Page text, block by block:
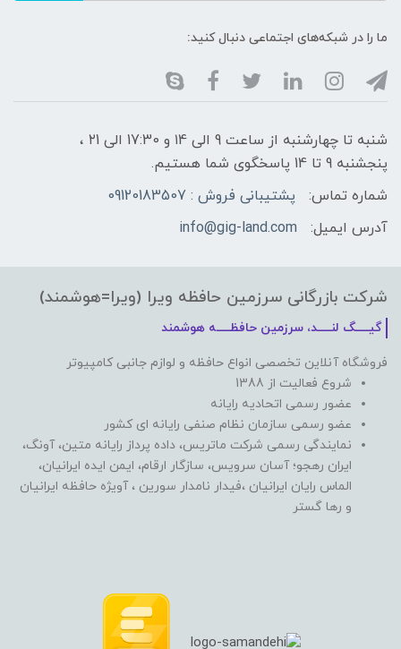
ما را در شبکه‌های اجتماعی دنبال کنید:
شنبه تا چهارشنبه از ساعت 9 الی ۱4 و 17:30 الی ۲1 ،
پنجشنبه 9 تا 14 پاسخگوی شما هستیم.
شماره تماس:
پشتیبانی فروش : 09120183507
آدرس ایمیل:
info@gig-land.com
شرکت بازرگانی سرزمین حافظه ویرا (ویرا=هوشمند)
گیـــــگ لنـــــد، سرزمین حافظـــــه هوشمند
فروشگاه آنلاین تخصصی انواع حافظه و لوازم جانبی کامپیوتر
شروع فعالیت از 1388
عضور رسمی اتحادیه رایانه
عضو رسمی سازمان نظام صنفی رایانه ای کشور
نمایندگی رسمی شرکت ماتریس، داده پرداز رایانه متین، آونگ،
ایران رهجو؛ آسان سرویس، سازگار ارقام، ایمن ایده ایرانیان،
الماس رایان ایرانیان ،فیدار نامدار سورین ، آویژه حافظه ایرانیان
و رها گستر